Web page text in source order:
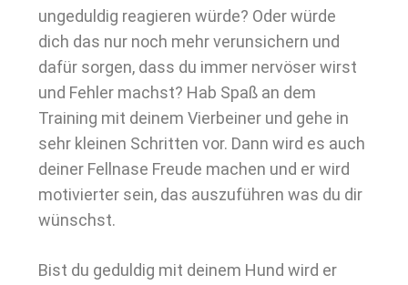
ungeduldig reagieren würde? Oder würde
dich das nur noch mehr verunsichern und
dafür sorgen, dass du immer nervöser wirst
und Fehler machst? Hab Spaß an dem
Training mit deinem Vierbeiner und gehe in
sehr kleinen Schritten vor. Dann wird es auch
deiner Fellnase Freude machen und er wird
motivierter sein, das auszuführen was du dir
wünschst.
Bist du geduldig mit deinem Hund wird er